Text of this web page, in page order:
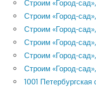
Строим «Город-
Строим «Город-
Строим «Город-
Строим «Город-
Строим «Город-
Строим «Город-
1001 Петербургская